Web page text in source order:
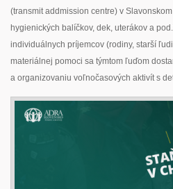
(transmit addmission centre) v
hygienických balíčkov, dek, uterákov a
individuálnych príjemcov (rodiny, starší
materiálnej pomoci sa týmtom ľuďom
a organizovaniu voľnočasových aktivít s